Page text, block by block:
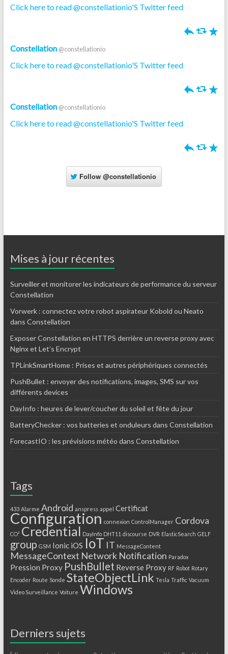
Click here to read @constellationio'S Twitter feed
h J R
Constellation @constellationio
Click here to read @constellationio'S Twitter feed
h J R
Constellation @constellationio
Click here to read @constellationio'S Twitter feed
h J R
Follow @constellationio
Mises à jour récentes
Surveiller et monitorer les indicateurs de performance du serveur
Constellation
Vorwerk : connectez votre robot aspirateur Kobold ou Neato
dans Constellation
Exposer Constellation en HTTPS derrière un reverse proxy avec
Nginx et Let’s Encrypt
TPLinkSmartHome : Prises et autres périphériques connectés
PushBullet : envoyer des notifications, images, SMS sur vos
différents devices
DayInfo : heures de lever/coucher du soleil et fête du jour
BatteryChecker : vos batteries et onduleurs dans Constellation
ForecastIO : les prévisions météo dans Constellation
Tags
433 Alarme Android anspress appel Certificat
Configuration connexion ControlManager Cordova
CO² Credential DayInfo DHT11 discourse DVR ElasticSearch GELF
group GSM Ionic iOS IoT IT MessageContent
MessageContext Network Notification Paradox
Pression Proxy PushBullet Reverse Proxy RF Robot Rotary
Encoder Route Sonde StateObjectLink Tesla Traffic Vacuum
Video Surveillance Voiture Windows
Derniers sujets